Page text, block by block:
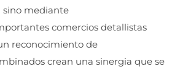
sino mediante
comercios detallistas
reconocimiento de
crean una sinergia que se